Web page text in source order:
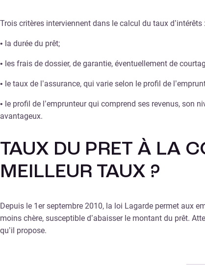
Trois critères interviennent dans le calcul du taux d’intérêts :
• la durée du prêt;
• les frais de dossier, de garantie, éventuellement de
• le taux de l’assurance, qui varie selon le profil de
• le profil de l’emprunteur qui comprend ses revenus, son
avantageux.
TAUX DU PRET À LA
MEILLEUR TAUX ?
Depuis le 1er septembre 2010, la loi Lagarde permet aux
moins chère, susceptible d’abaisser le montant du prêt.
qu’il propose.